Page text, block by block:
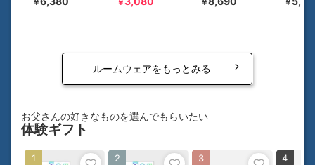
￥ ￥ ￥ ￥
ルームウェアをもっとみる
体験ギフト
お父さんの好きなものを選んでもらいたい
1 2 3 4